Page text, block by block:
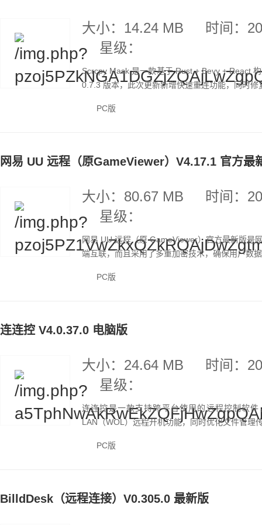
大小：14.24 MB
时间：
星级：
Scrcpy Mask 是一款基于 Rust + Bevy + React
0.7.3 版本，此次更新新增快速重连功能，同时
PC版
网易 UU 远程（原GameViewer）V4.17.1 官方最
大小：80.67 MB
时间：
星级：
网易 UU 远程（原 GameViewer）官方最新版是
端互联，而且采用了多重加密技术，确保用户数
PC版
连连控 V4.0.37.0 电脑版
大小：24.64 MB
时间：
星级：
连连控是一款支持跨平台使用的远程控制软
LAN（WOL）远程开机功能，同时优化文件管理
PC版
BilldDesk（远程连接）V0.305.0 最新版